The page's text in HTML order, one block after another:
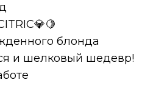
блонда
и шелковый шедевр!